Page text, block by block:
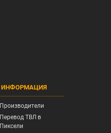
ИНФОРМАЦИЯ
Производители
Перевод ТВЛ в
Пиксели